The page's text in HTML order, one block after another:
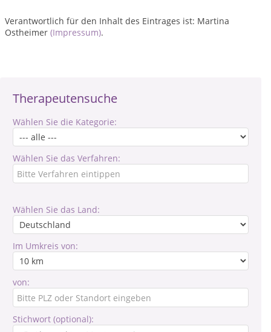
Therapeutensuche
Wählen Sie die Kategorie:
Wählen Sie das Verfahren:
Wählen Sie das Land:
Im Umkreis von:
von:
Stichwort (optional):
Verantwortlich für den Inhalt des Eintrages ist: Martina
Ostheimer (Impressum).